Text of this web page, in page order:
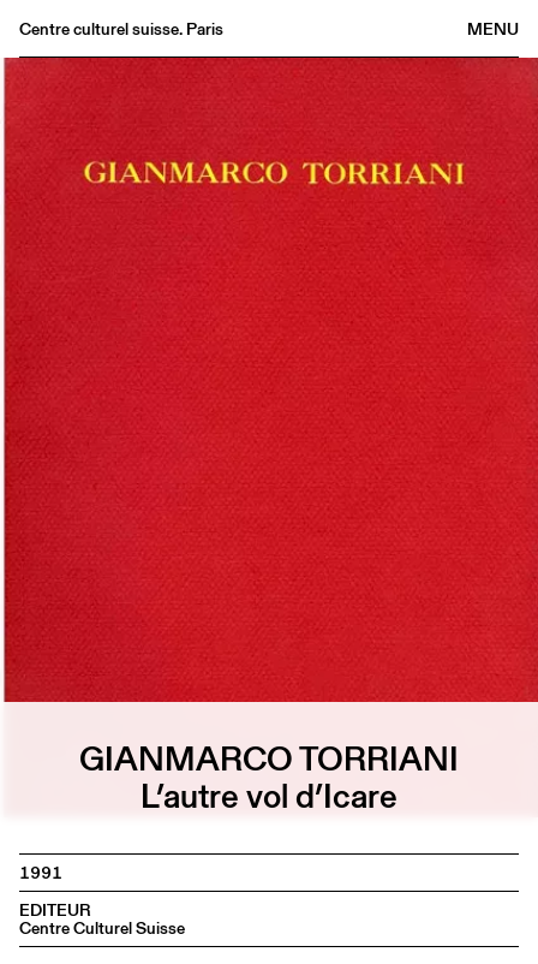
MENU
Centre culturel suisse. Paris
Agenda
Bookshop
Buvette
Medias
Publications
FR / EN
GIANMARCO TORRIANI
L’autre vol d’Icare
1991
EDITEUR
Centre Culturel Suisse